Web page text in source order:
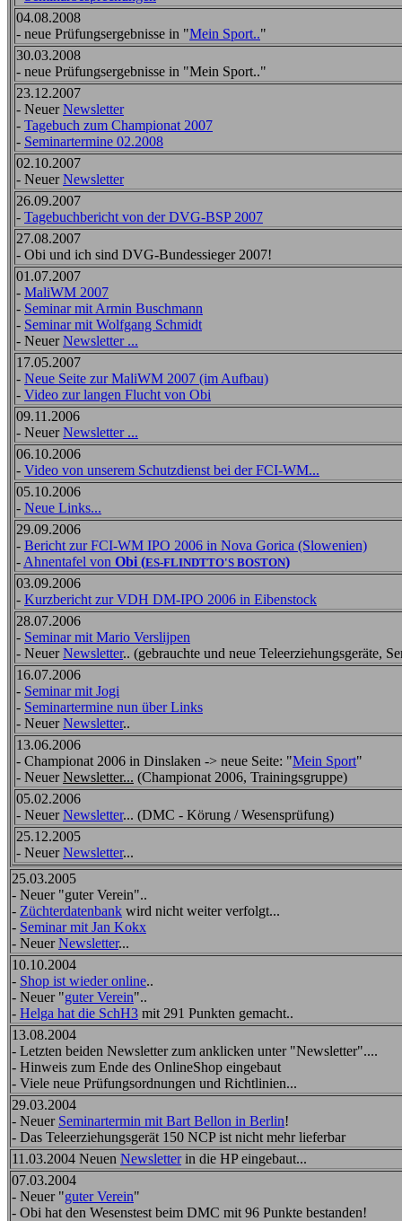
04.08.2008
- neue Prüfungsergebnisse in "Mein Sport.."
30.03.2008
- neue Prüfungsergebnisse in "Mein Sport.."
23.12.2007
- NeuerNewsletter
- Tagebuch zum Championat 2007
- Seminartermine 02.2008
02.10.2007
- NeuerNewsletter
26.09.2007
- Tagebuchbericht von der DVG-BSP 2007
27.08.2007
- Obi und ich sind DVG-Bundessieger 2007!
01.07.2007
- MaliWM 2007
- Seminar mit Armin Buschmann
- Seminar mit Wolfgang Schmidt
- NeuerNewsletter ...
17.05.2007
- Neue Seite zur MaliWM 2007 (im Aufbau)
- Video zur langen Flucht von Obi
09.11.2006
- NeuerNewsletter ...
06.10.2006
- Video von unserem Schutzdienst bei der FCI-WM...
05.10.2006
- Neue Links...
29.09.2006
- Bericht zur FCI-WM IPO 2006 in Nova Gorica (Slowenien)
- Ahnentafel von Obi (ES-FLINDTTO'S BOSTON)
03.09.2006
- Kurzbericht zur VDH DM-IPO 2006 in Eibenstock
28.07.2006
- Seminar mit Mario Verslijpen
- NeuerNewsletter.. (gebrauchte und neue Teleerziehungsgeräte,
16.07.2006
- Seminar mit Jogi
- Seminartermine nun über Links
- NeuerNewsletter..
13.06.2006
- Championat 2006 in Dinslaken -> neue Seite: "Mein Sport"
- NeuerNewsletter... (Championat 2006, Trainingsgruppe)
05.02.2006
- NeuerNewsletter... (DMC - Körung / Wesensprüfung)
25.12.2005
- NeuerNewsletter...
25.03.2005
- Neuer "guter Verein"..
- Züchterdatenbank wird nicht weiter verfolgt...
- Seminar mit Jan Kokx
- NeuerNewsletter...
10.10.2004
- Shop ist wieder online..
- Neuer "guter Verein"..
- Helga hat die SchH3 mit 291 Punkten gemacht..
13.08.2004
- Letzten beiden Newsletter zum anklicken unter "Newsletter"....
- Hinweis zum Ende des OnlineShop eingebaut
- Viele neue Prüfungsordnungen und Richtlinien...
29.03.2004
- Neuer Seminartermin mit Bart Bellon in Berlin!
- Das Teleerziehungsgerät 150 NCP ist nicht mehr lieferbar
11.03.2004 Neuen Newsletterin die HP eingebaut...
07.03.2004
- Neuer "guter Verein"
- Obi hat den Wesenstest beim DMC mit 96 Punkte bestanden!